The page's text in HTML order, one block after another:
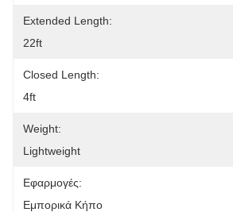
Extended Length:
22ft
Closed Length:
4ft
Weight:
Lightweight
Εφαρμογές:
Εμπορικά Κήπο